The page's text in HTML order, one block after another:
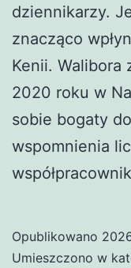
dziennikarzy.
znacząco
Kenii. Walibora
2020 roku w
sobie bogaty
wspomnienia
Opublikowano
Umieszczono w